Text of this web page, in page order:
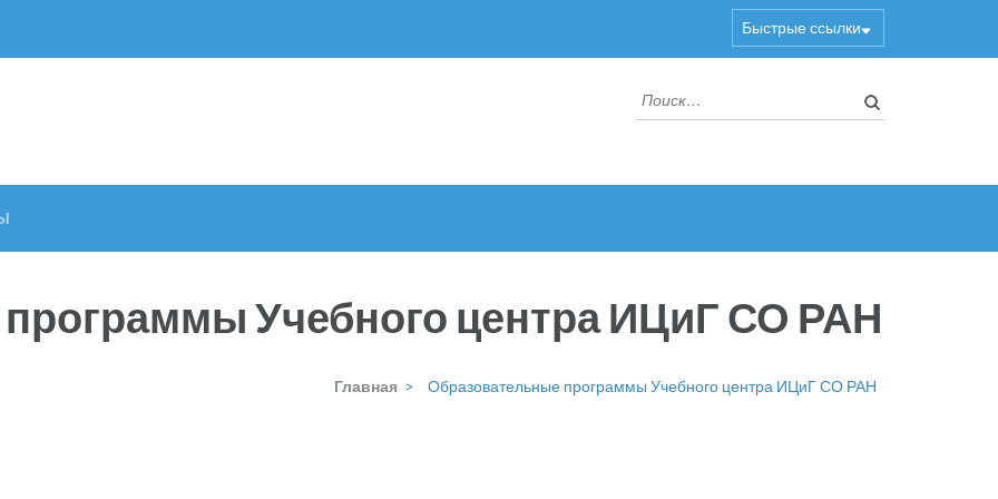
Быстрые ссылки
Найти:
Учебного центра ИЦиГ СО РАН
Главная > Образовательные программы Учебного центра ИЦиГ СО РАН